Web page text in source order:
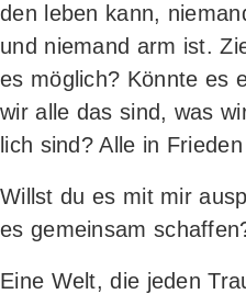
den leben kann,
und nie­mand arm ist.
es mög­lich? Könn­te es
wir alle das sind, was
lich sind? Alle in
Willst du es mit mir
es gemein­sam
Eine Welt, die jeden